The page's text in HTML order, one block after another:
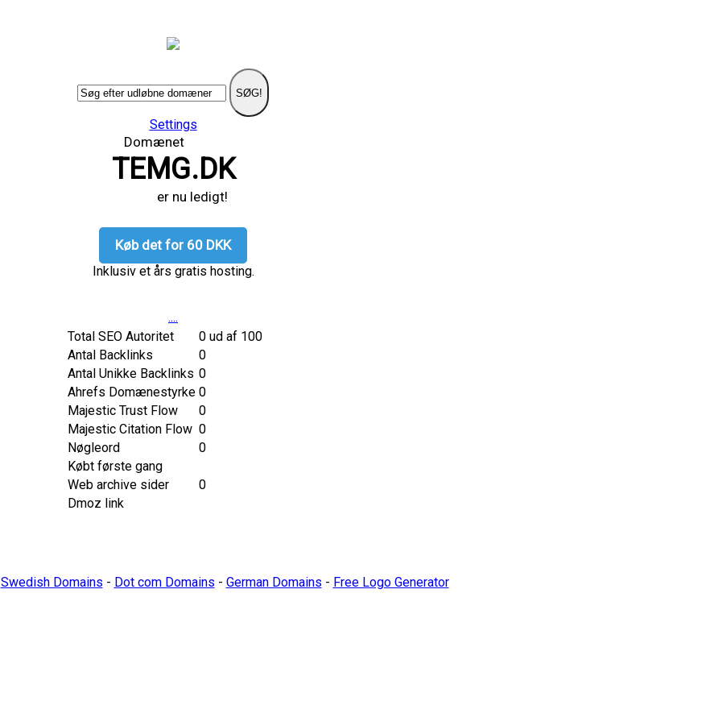
SØG!
Settings
Domænet
TEMG.DK
er nu ledigt!
Køb det for 60 DKK
Inklusiv et års gratis hosting.
....
Total SEO Autoritet
0 ud af 100
Antal Backlinks
0
Antal Unikke Backlinks 0
Ahrefs Domænestyrke 0
Majestic Trust Flow
0
Majestic Citation Flow 0
Nøgleord
0
Købt første gang
Web archive sider
0
Dmoz link
Swedish Domains - Dot com Domains - German Domains - Free Logo Generator